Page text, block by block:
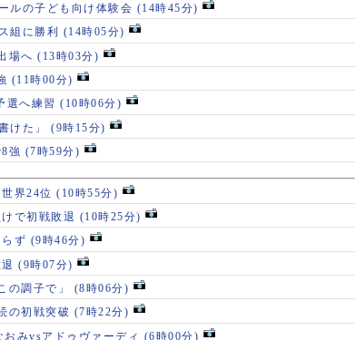
ルの子ども向け体験会 (14時45分)
組に勝利 (14時05分)
場へ (13時03分)
(11時00分)
選へ練習 (10時06分)
けた」 (9時15分)
強 (7時59分)
界24位 (10時55分)
で初戦敗退 (10時25分)
ず (9時46分)
(9時07分)
の調子で」 (8時06分)
の初戦突破 (7時22分)
おみvsアドゥヴァーディ (6時00分)